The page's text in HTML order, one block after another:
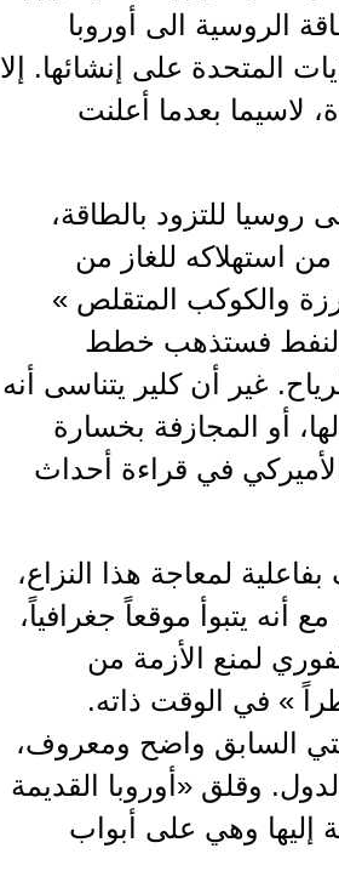
الروسية الى أوروبا
المتحدة على إنشائها. إلا
لاسيما بعدما أعلنت
روسيا للتزود بالطاقة،
من حاجاته النفطية و 50 بالمئة من استهلاكه للغاز من
والكوكب المتقلص »
النفط فستذهب خطط
غير أن كلير يتناسى أنه
أو المجازفة بخسارة
في قراءة أحداث
لمعاجة هذا النزاع،
أنه يتبوأ موقعاً جغرافياً،
لمنع الأزمة من
» في الوقت ذاته.
السابق واضح ومعروف،
وقلق «أوروبا القديمة
إليها وهي على أبواب